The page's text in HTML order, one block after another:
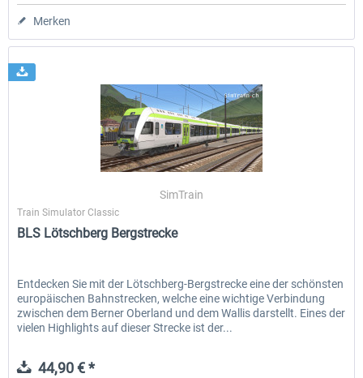
Merken
SimTrain
Train Simulator Classic
BLS Lötschberg Bergstrecke
Entdecken Sie mit der Lötschberg-Bergstrecke eine der schönsten
europäischen Bahnstrecken, welche eine wichtige Verbindung
zwischen dem Berner Oberland und dem Wallis darstellt. Eines der
vielen Highlights auf dieser Strecke ist der...
44,90 € *